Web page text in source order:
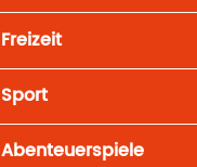
Freizeit
Sport
Abenteuerspiele